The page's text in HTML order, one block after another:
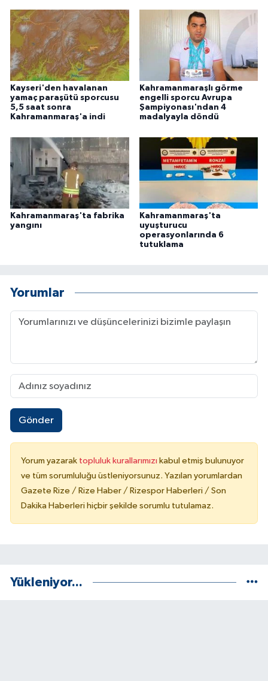
Kayseri'den havalanan
yamaç paraşütü sporcusu
5,5 saat sonra
Kahramanmaraş'a indi
Kahramanmaraşlı görme
engelli sporcu Avrupa
Şampiyonası'ndan 4
madalyayla döndü
Kahramanmaraş'ta fabrika
yangını
Kahramanmaraş'ta
uyuşturucu
operasyonlarında 6
tutuklama
Yorumlar
Gönder
Yorum yazarak topluluk kurallarımızı kabul etmiş bulunuyor
ve tüm sorumluluğu üstleniyorsunuz. Yazılan yorumlardan
Gazete Rize / Rize Haber / Rizespor Haberleri / Son
Dakika Haberleri hiçbir şekilde sorumlu tutulamaz.
Yükleniyor...